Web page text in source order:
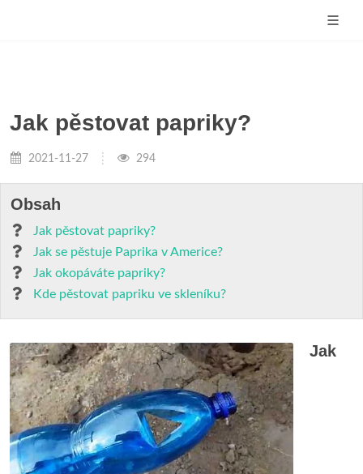
Jak pěstovat papriky?
2021-11-27 294
Obsah
Jak pěstovat papriky?
Jak se pěstuje Paprika v Americe?
Jak okopáváte papriky?
Kde pěstovat papriku ve skleníku?
Jak